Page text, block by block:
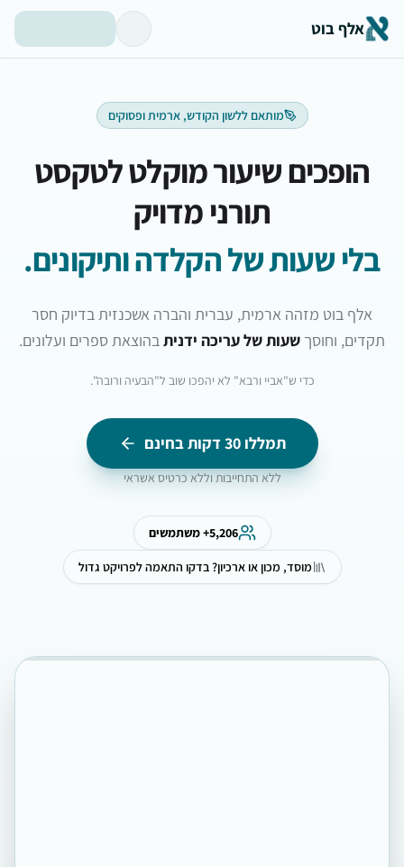
אלף בוט
מותאם ללשון הקודש, ארמית ופסוקים
הופכים שיעור מוקלט לטקסט
תורני מדויק
בלי שעות של הקלדה ותיקונים.
אלף בוט מזהה ארמית, עברית והברה אשכנזית בדיוק חסר
תקדים, וחוסך שעות של עריכה ידניתבהוצאת ספרים ועלונים.
כדי ש"אביי ורבא" לא יהפכו שוב ל"הבעיה ורובה".
תמללו 30 דקות בחינם
ללא התחייבות וללא כרטיס אשראי
5,206+ משתמשים
מוסד, מכון או ארכיון? בדקו התאמה לפרויקט גדול